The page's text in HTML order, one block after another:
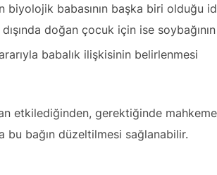
biyolojik babasının başka biri olduğu
doğan çocuk için ise soybağının
babalık ilişkisinin belirlenmesi
etkilediğinden, gerektiğinde
bu bağın düzeltilmesi sağlanabilir.